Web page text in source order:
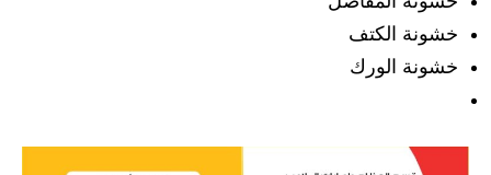
خشونة الكتف
خشونة الورك